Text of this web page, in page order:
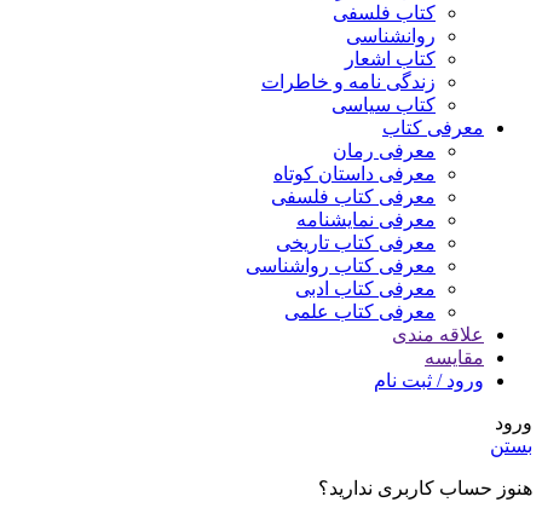
کتاب فلسفی
روانشناسی
کتاب اشعار
زندگی نامه و خاطرات
کتاب سیاسی
معرفی کتاب
معرفی رمان
معرفی داستان کوتاه
معرفی کتاب فلسفی
معرفی نمایشنامه
معرفی کتاب تاریخی
معرفی کتاب رواشناسی
معرفی کتاب ادبی
معرفی کتاب علمی
علاقه مندی
مقایسه
ورود / ثبت نام
ورود
بستن
هنوز حساب کاربری ندارید؟